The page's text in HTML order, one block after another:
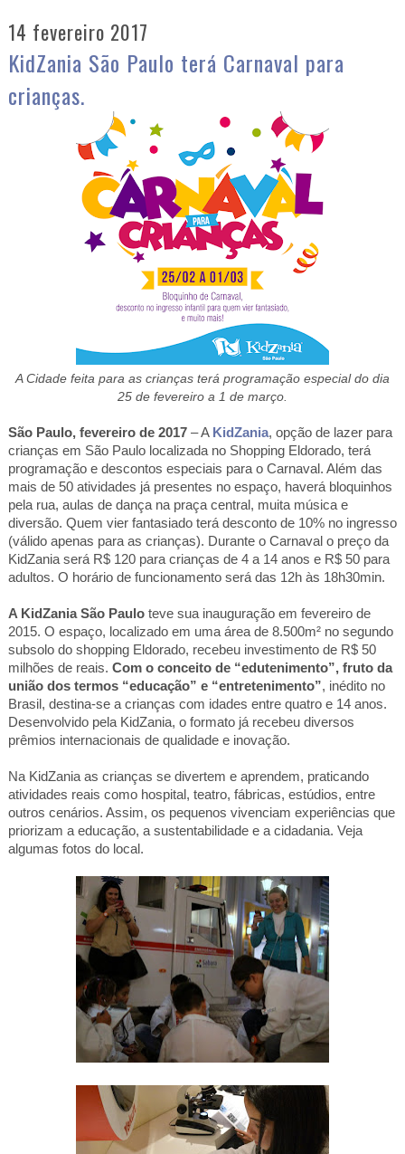
14 fevereiro 2017
KidZania São Paulo terá Carnaval para
crianças.
A Cidade feita para as crianças terá programação especial do dia
25 de fevereiro a 1 de março.
São Paulo, fevereiro de 2017– A KidZania, opção de lazer para
crianças em São Paulo localizada no Shopping Eldorado, terá
programação e descontos especiais para o Carnaval. Além das
mais de 50 atividades já presentes no espaço, haverá bloquinhos
pela rua, aulas de dança na praça central, muita música e
diversão. Quem vier fantasiado terá desconto de 10% no ingresso
(válido apenas para as crianças). Durante o Carnaval o preço da
KidZania será R$ 120 para crianças de 4 a14 anos e R$ 50 para
adultos. O horário de funcionamento será das 12h às 18h30min.
A KidZania São Pauloteve sua inauguração em fevereiro de
2015. O espaço, localizado em uma área de 8.500m² no segundo
subsolo do shopping Eldorado, recebeu investimento de R$ 50
milhões de reais. Com o conceito de “edutenimento”, fruto da
união dos termos “educação” e “entretenimento”, inédito no
Brasil, destina-se a crianças com idades entre quatro e 14 anos.
Desenvolvido pela KidZania, o formato já recebeu diversos
prêmios internacionais de qualidade e inovação.
Na KidZania as crianças se divertem e aprendem, praticando
atividades reais como hospital, teatro, fábricas, estúdios, entre
outros cenários. Assim, os pequenos vivenciam experiências que
priorizam a educação, a sustentabilidade e a cidadania. Veja
algumas fotos do local.